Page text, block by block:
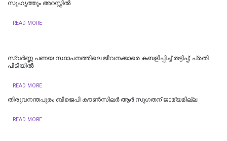
സുഹൃത്തും അറസ്റ്റിൽ
READ MORE
സ്വർണ്ണ പണയ സ്ഥാപനത്തിലെ ജീവനക്കാരെ കബളിപ്പിച്ച് തട്ടിപ്പ്; പ്രതി
പിടിയില്‍
READ MORE
തിരുവനന്തപുരം ബിജെപി കൗൺസിലർ ആർ സുഗതന് ജാമ്യമില്ല
READ MORE